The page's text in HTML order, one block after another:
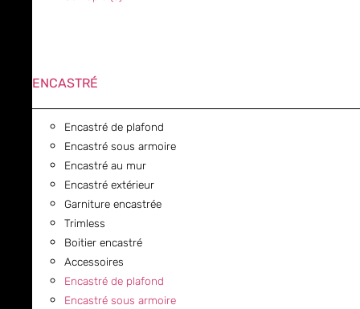
ENCASTRÉ
Encastré de plafond
Encastré sous armoire
Encastré au mur
Encastré extérieur
Garniture encastrée
Trimless
Boitier encastré
Accessoires
Encastré de plafond
Encastré sous armoire